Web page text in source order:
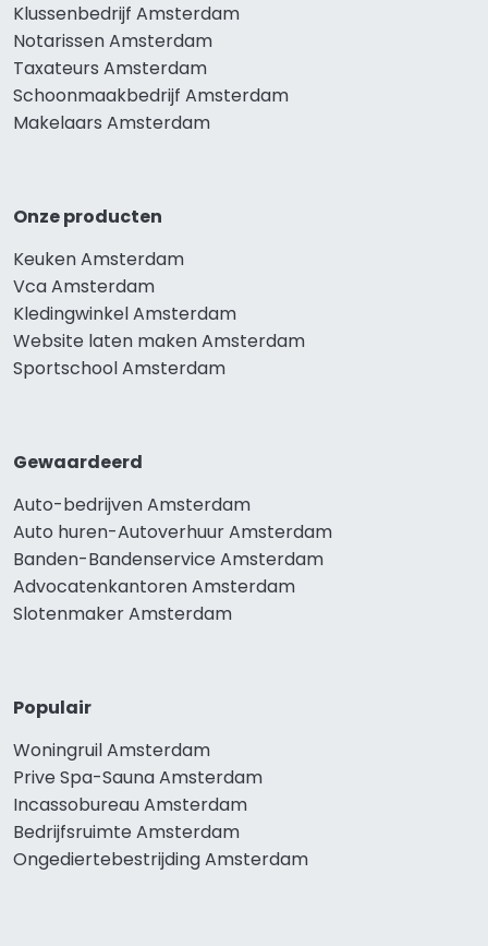
Klussenbedrijf Amsterdam
Notarissen Amsterdam
Taxateurs Amsterdam
Schoonmaakbedrijf Amsterdam
Makelaars Amsterdam
Onze producten
Keuken Amsterdam
Vca Amsterdam
Kledingwinkel Amsterdam
Website laten maken Amsterdam
Sportschool Amsterdam
Gewaardeerd
Auto-bedrijven Amsterdam
Auto huren-Autoverhuur Amsterdam
Banden-Bandenservice Amsterdam
Advocatenkantoren Amsterdam
Slotenmaker Amsterdam
Populair
Woningruil Amsterdam
Prive Spa-Sauna Amsterdam
Incassobureau Amsterdam
Bedrijfsruimte Amsterdam
Ongediertebestrijding Amsterdam